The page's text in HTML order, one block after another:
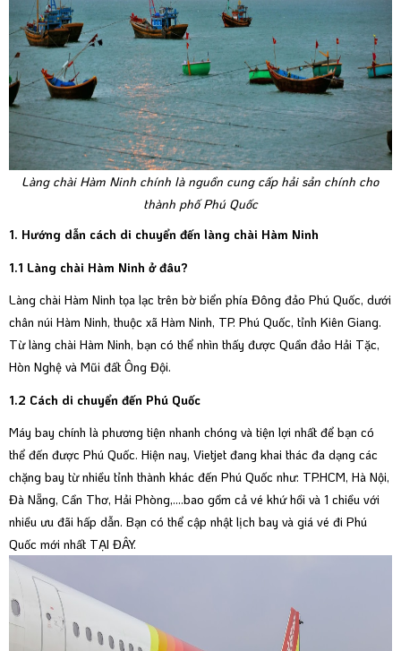
Làng chài Hàm Ninh chính là nguồn cung cấp hải sản chính cho
thành phố Phú Quốc
1. Hướng dẫn cách di chuyển đến làng chài Hàm Ninh
1.1 Làng chài Hàm Ninh ở đâu?
Làng chài Hàm Ninh tọa lạc trên bờ biển phía Đông đảo Phú Quốc, dưới
chân núi Hàm Ninh, thuộc xã Hàm Ninh, TP. Phú Quốc, tỉnh Kiên Giang.
Từ làng chài Hàm Ninh, bạn có thể nhìn thấy được Quần đảo Hải Tặc,
Hòn Nghệ và Mũi đất Ông Đội.
1.2 Cách di chuyển đến Phú Quốc
Máy bay chính là phương tiện nhanh chóng và tiện lợi nhất để bạn có
thể đến được Phú Quốc. Hiện nay, Vietjet đang khai thác đa dạng các
chặng bay từ nhiều tỉnh thành khác đến Phú Quốc như: TP.HCM, Hà Nội,
Đà Nẵng, Cần Thơ, Hải Phòng,....bao gồm cả vé khứ hồi và 1 chiều với
nhiều ưu đãi hấp dẫn. Bạn có thể cập nhật lịch bay và giá vé đi Phú
Quốc mới nhất TẠI ĐÂY.